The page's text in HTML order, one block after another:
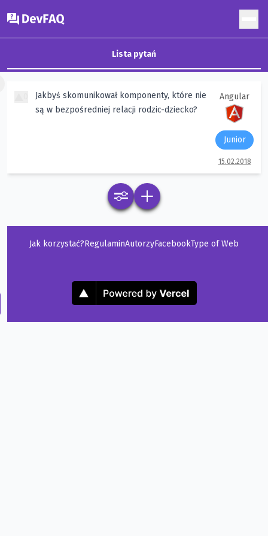
DevFAQ
Lista pytań
Jakbyś skomunikował komponenty, które nie
są w bezpośredniej relacji rodzic-dziecko?
Angular
Junior
15.02.2018
Jak korzystać?RegulaminAutorzyFacebookType of Web